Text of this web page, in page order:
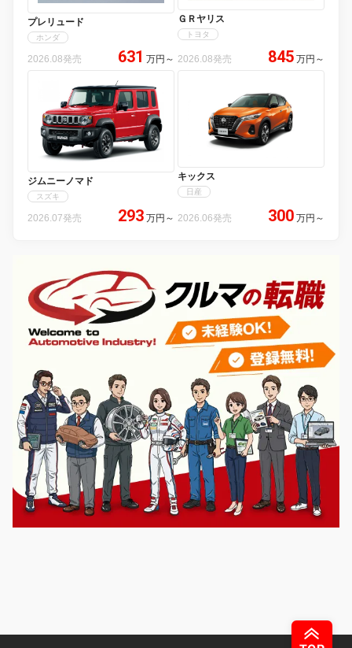
プレリュード
ホンダ
2026.08発売 631 万円 ～
ＧＲヤリス
トヨタ
2026.08発売 845 万円 ～
ジムニーノマド
スズキ
2026.07発売 293 万円 ～
キックス
日産
2026.06発売 300 万円 ～